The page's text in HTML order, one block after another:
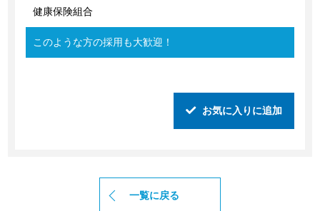
健康保険組合
このような方の採用も大歓迎！
お気に入りに追加
一覧に戻る